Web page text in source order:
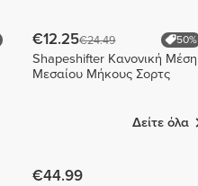
€12.25€24.49 50%
Shapeshifter Κανονική Μέση
Μεσαίου Μήκους Σορτς
Δείτε όλα
€44.99